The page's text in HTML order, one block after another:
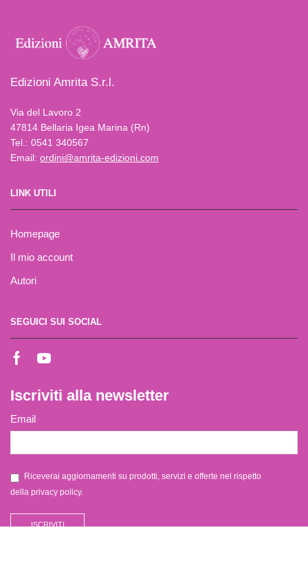
Edizioni Amrita S.r.l.
Via del Lavoro 2
47814 Bellaria Igea Marina (Rn)
Tel.: 0541 340567
Email: ordini@amrita-edizioni.com
LINK UTILI
Homepage
Il mio account
Autori
SEGUICI SUI SOCIAL
Iscriviti alla newsletter
Email
Riceverai aggiornamenti su prodotti, servizi e offerte nel rispetto
della privacy policy.